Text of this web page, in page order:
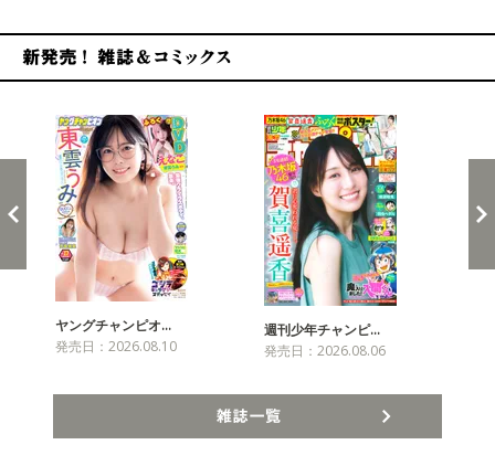
ヤングチャンピオ…
発売日：2026.08.10
週刊少年チャンピ…
発売日：2026.08.06